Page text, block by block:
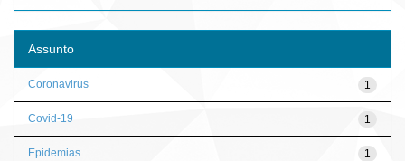
Assunto
1
Coronavirus
1
Covid-19
1
Epidemias